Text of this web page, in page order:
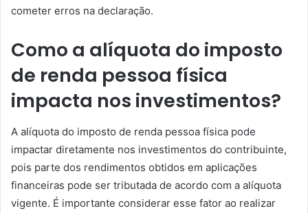
cometer erros na declaração.
Como a alíquota do imposto
de renda pessoa física
impacta nos investimentos?
A alíquota do imposto de renda pessoa física pode
impactar diretamente nos investimentos do contribuinte,
pois parte dos rendimentos obtidos em aplicações
financeiras pode ser tributada de acordo com a alíquota
vigente. É importante considerar esse fator ao realizar